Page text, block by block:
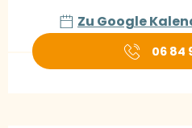
Zu Google
06 84